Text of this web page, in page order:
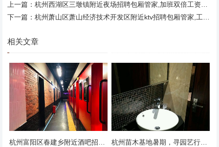
歌去了.印象最深的是觉得泡芙挺好吃.
上一篇： 杭州西湖区三墩镇附近夜场招聘包厢管家,加班双倍工资吗？
下一篇： 杭州萧山区萧山经济技术开发区附近ktv招聘包厢管家,工资是怎么发放的
相关文章
杭州富阳区春建乡附近酒吧招聘包厢陪唱,可以兼职吗？ 杭州苗木基地暑期，寻园艺行业工作良机